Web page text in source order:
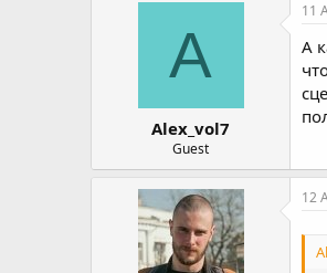
A
Alex_vol7
Guest
11
А
12